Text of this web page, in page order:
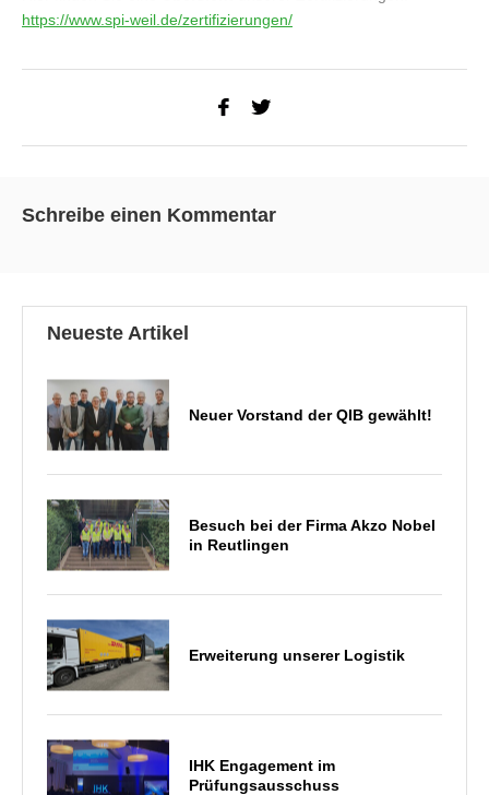
https://www.spi-weil.de/zertifizierungen/
Schreibe einen Kommentar
Neueste Artikel
Neuer Vorstand der QIB gewählt!
Besuch bei der Firma Akzo Nobel
in Reutlingen
Erweiterung unserer Logistik
IHK Engagement im
Prüfungsausschuss